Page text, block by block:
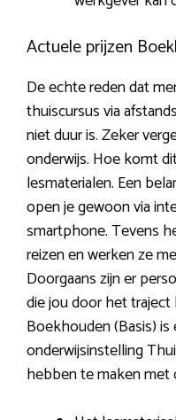
Actuele prijzen
De echte reden dat
thuiscursus via
niet duur is. Zeker
onderwijs. Hoe komt
lesmaterialen. Een
open je gewoon via
smartphone. Tevens
reizen en werken ze
Doorgaans zijn er
die jou door het
Boekhouden (Basis)
onderwijsinstelling
hebben te maken met